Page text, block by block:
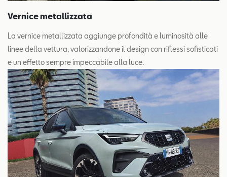
Vernice metallizzata
La vernice metallizzata aggiunge profondità e luminosità alle
linee della vettura, valorizzandone il design con riflessi sofisticati
e un effetto sempre impeccabile alla luce.